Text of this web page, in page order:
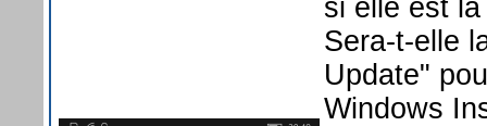
si elle est
Sera-t-elle
Update"
Windows